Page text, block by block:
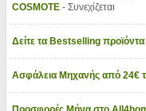
COSMOTE - Συνεχίζεται
Δείτε τα Bestselling
Ασφάλεια Μηχανής από 24€